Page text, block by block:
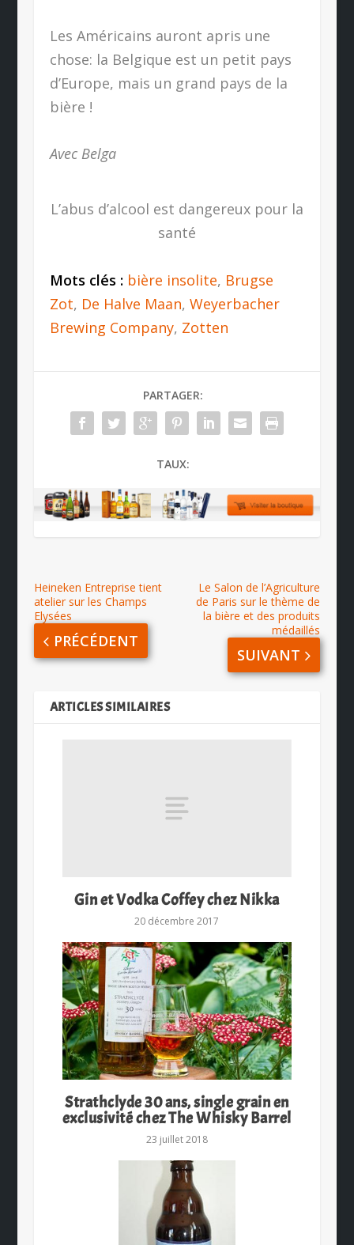
Les Américains auront apris une
chose: la Belgique est un petit pays
d’Europe, mais un grand pays de la
bière !
Avec Belga
L’abus d’alcool est dangereux pour la
santé
Mots clés : bière insolite, Brugse
Zot, De Halve Maan, Weyerbacher
Brewing Company, Zotten
PARTAGER:
TAUX:
Heineken Entreprise tient
atelier sur les Champs
Elysées
PRÉCÉDENT
Le Salon de l’Agriculture
de Paris sur le thème de
la bière et des produits
médaillés
SUIVANT
ARTICLES SIMILAIRES
Gin et Vodka Coffey chez Nikka
20 décembre 2017
Strathclyde 30 ans, single grain en
exclusivité chez The Whisky Barrel
23 juillet 2018